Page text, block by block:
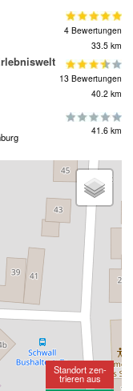
4 Bewertungen
33.5 km
13 Bewertungen
40.2 km
41.6 km
Standort zen-
trieren aus